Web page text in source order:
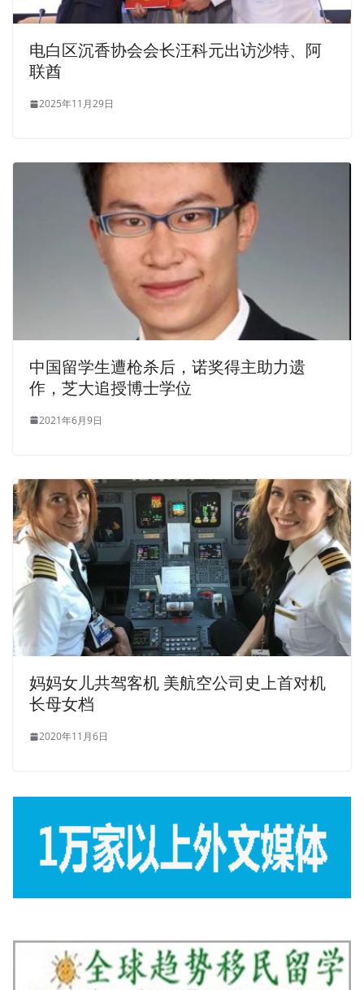
电白区沉香协会会长汪科元出访沙特、阿
联酋
2025年11月29日
中国留学生遭枪杀后，诺奖得主助力遗
作，芝大追授博士学位
2021年6月9日
妈妈女儿共驾客机 美航空公司史上首对机
长母女档
2020年11月6日